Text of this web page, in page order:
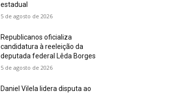
estadual
5 de agosto de 2026
Republicanos oficializa
candidatura à reeleição da
deputada federal Lêda Borges
5 de agosto de 2026
Daniel Vilela lidera disputa ao